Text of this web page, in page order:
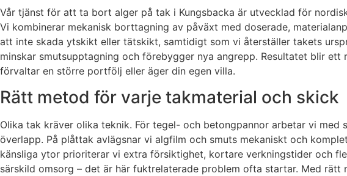
Vår tjänst för att ta bort alger på tak i Kungsbacka är utvecklad för
Vi kombinerar mekanisk borttagning av påväxt med doserade,
att inte skada ytskikt eller tätskikt, samtidigt som vi återställer takets
minskar smutsupptagning och förebygger nya angrepp. Resultatet blir
förvaltar en större portfölj eller äger din egen villa.
Rätt metod för varje takmaterial och skick
Olika tak kräver olika teknik. För tegel- och betongpannor arbetar vi
överlapp. På plåttak avlägsnar vi algfilm och smuts mekaniskt och
känsliga ytor prioriterar vi extra försiktighet, kortare verkningstider och
särskild omsorg – det är här fuktrelaterade problem ofta startar. Med